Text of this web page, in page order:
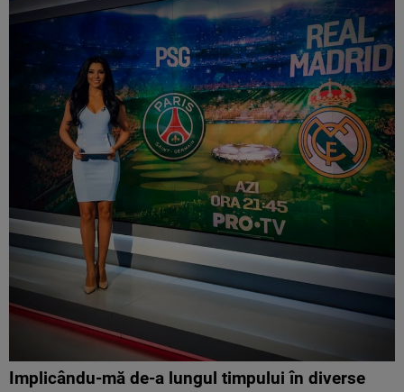
Implicându-mă de-a lungul timpului în diverse